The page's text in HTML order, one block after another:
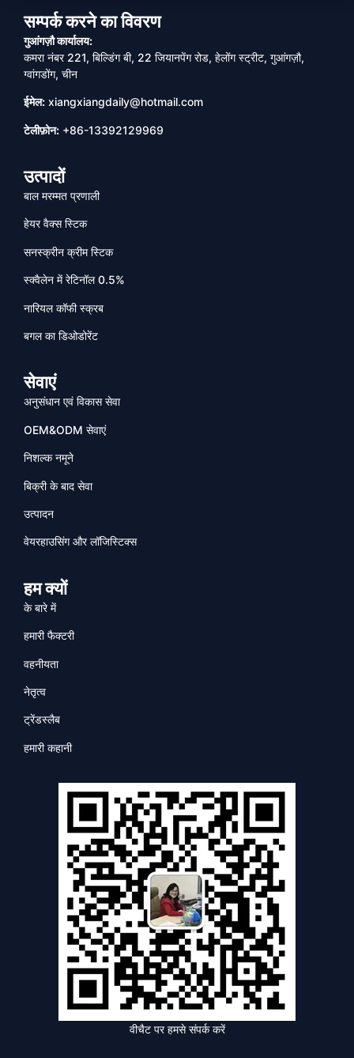
सम्पर्क करने का विवरण
गुआंगज़ौ कार्यालय:
कमरा नंबर 221, बिल्डिंग बी, 22 जियानपेंग रोड, हेलोंग स्ट्रीट, गुआंगज़ौ,
ग्वांगडोंग, चीन
ईमेल: xiangxiangdaily@hotmail.com
टेलीफ़ोन: +86-13392129969
उत्पादों
बाल मरम्मत प्रणाली
हेयर वैक्स स्टिक
सनस्क्रीन क्रीम स्टिक
स्क्वैलेन में रेटिनॉल 0.5%
नारियल कॉफी स्क्रब
बगल का डिओडोरेंट
सेवाएं
अनुसंधान एवं विकास सेवा
OEM&ODM सेवाएं
निशल्क नमूने
बिक्री के बाद सेवा
उत्पादन
वेयरहाउसिंग और लॉजिस्टिक्स
हम क्यों
के बारे में
हमारी फैक्टरी
वहनीयता
नेतृत्व
ट्रेंडस्लैब
हमारी कहानी
वीचैट पर हमसे संपर्क करें